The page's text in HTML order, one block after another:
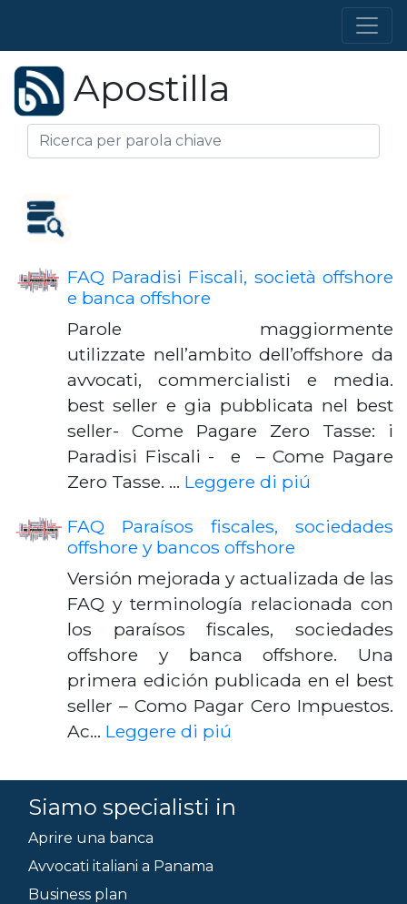
Apostilla
FAQ Paradisi Fiscali, società offshore
e banca offshore
Parole maggiormente
utilizzate nell’ambito dell’offshore da
avvocati, commercialisti e media.
best seller e gia pubblicata nel best
seller- Come Pagare Zero Tasse: i
Paradisi Fiscali - e – Come Pagare
Zero Tasse. … Leggere di piú
FAQ Paraísos fiscales, sociedades
offshore y bancos offshore
Versión mejorada y actualizada de las
FAQ y terminología relacionada con
los paraísos fiscales, sociedades
offshore y banca offshore. Una
primera edición publicada en el best
seller – Como Pagar Cero Impuestos.
Ac… Leggere di piú
Siamo specialisti in
Aprire una banca
Avvocati italiani a Panama
Business plan